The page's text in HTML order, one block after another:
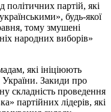
партій, які
будь-якої
тому змушені
народних виборів»
які ініціюють
України. Закиди про
складність проведення
партійних лідерів, які